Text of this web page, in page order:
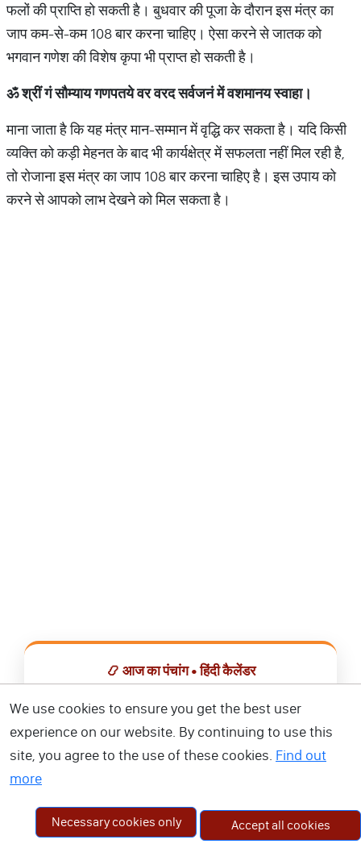
फलों की प्राप्ति हो सकती है। बुधवार की पूजा के दौरान इस मंत्र का
जाप कम-से-कम 108 बार करना चाहिए। ऐसा करने से जातक को
भगवान गणेश की विशेष कृपा भी प्राप्त हो सकती है।
ॐश्रींगंसौम्यायगणपतयेवरवरदसर्वजनंमेंवशमानयस्वाहा।
माना जाता है कि यह मंत्र मान-सम्मान में वृद्धि कर सकता है। यदि किसी
व्यक्ति को कड़ी मेहनत के बाद भी कार्यक्षेत्र में सफलता नहीं मिल रही है,
तो रोजाना इस मंत्र का जाप 108 बार करना चाहिए है। इस उपाय को
करने से आपको लाभ देखने को मिल सकता है।
📿 आज का पंचांग • हिंदी कैलेंडर
📅 हिंदी कैलेंडर ऐप डाउनलोड करें
We use cookies to ensure you get the best user
experience on our website. By continuing to use this
site, you agree to the use of these cookies. Find out
more
Necessary cookies only Accept all cookies